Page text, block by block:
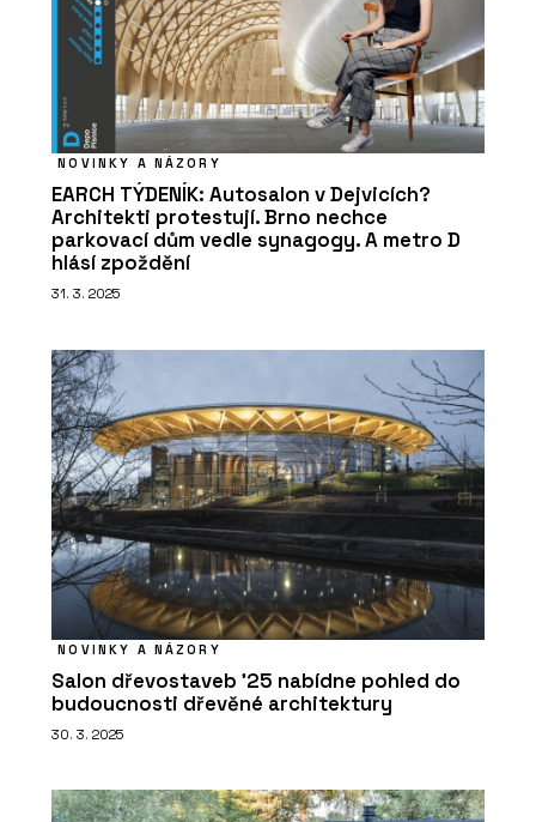
NOVINKY A NÁZORY
EARCH TÝDENÍK: Autosalon v Dejvicích?
Architekti protestují. Brno nechce
parkovací dům vedle synagogy. A metro D
hlásí zpoždění
31. 3. 2025
NOVINKY A NÁZORY
Salon dřevostaveb ’25 nabídne pohled do
budoucnosti dřevěné architektury
30. 3. 2025